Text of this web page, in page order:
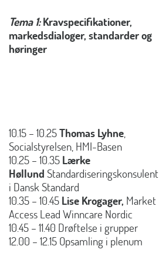
Tema 1: Kravspecifikationer,
markedsdialoger, standarder og
høringer
10.15 – 10.25Thomas Lyhne,
Socialstyrelsen, HMI-Basen
10.25 – 10.35 Lærke
Høllund Standardiseringskonsulent
i Dansk Standard
10.35 – 10.45 Lise Krogager, Market
Access Lead Winncare Nordic
10.45 – 11.40 Drøftelse i grupper
12.00 – 12.15 Opsamling i plenum